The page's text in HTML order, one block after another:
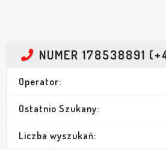
NUMER 178538891
Operator:
Ostatnio Szukany:
Liczba wyszukań: